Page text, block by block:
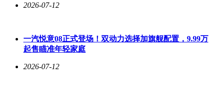
2026-07-12
一汽悦意08正式登场！双动力选择加旗舰配置，9.99万
起售瞄准年轻家庭
2026-07-12